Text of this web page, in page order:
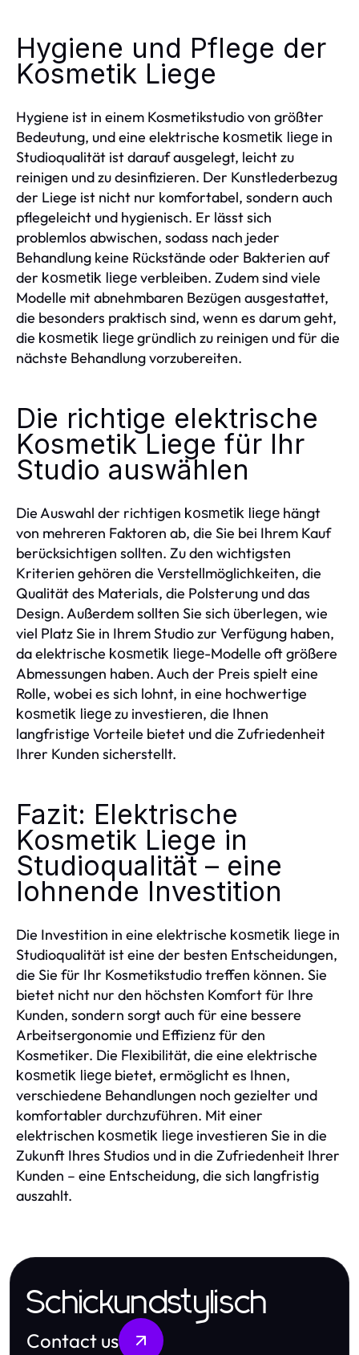
Hygiene und Pflege der
Kosmetik Liege
Hygiene ist in einem Kosmetikstudio von größter
Bedeutung, und eine elektrische kosmetik liege in
Studioqualität ist darauf ausgelegt, leicht zu
reinigen und zu desinfizieren. Der Kunstlederbezug
der Liege ist nicht nur komfortabel, sondern auch
pflegeleicht und hygienisch. Er lässt sich
problemlos abwischen, sodass nach jeder
Behandlung keine Rückstände oder Bakterien auf
der kosmetik liegeverbleiben. Zudem sind viele
Modelle mit abnehmbaren Bezügen ausgestattet,
die besonders praktisch sind, wenn es darum geht,
die kosmetik liegegründlich zu reinigen und für die
nächste Behandlung vorzubereiten.
Die richtige elektrische
Kosmetik Liege für Ihr
Studio auswählen
Die Auswahl der richtigen kosmetik liege hängt
von mehreren Faktoren ab, die Sie bei Ihrem Kauf
berücksichtigen sollten. Zu den wichtigsten
Kriterien gehören die Verstellmöglichkeiten, die
Qualität des Materials, die Polsterung und das
Design. Außerdem sollten Sie sich überlegen, wie
viel Platz Sie in Ihrem Studio zur Verfügung haben,
da elektrische kosmetik liege-Modelle oft größere
Abmessungen haben. Auch der Preis spielt eine
Rolle, wobei es sich lohnt, in eine hochwertige
kosmetik liegezu investieren, die Ihnen
langfristige Vorteile bietet und die Zufriedenheit
Ihrer Kunden sicherstellt.
Fazit: Elektrische
Kosmetik Liege in
Studioqualität – eine
lohnende Investition
Die Investition in eine elektrische kosmetik liege in
Studioqualität ist eine der besten Entscheidungen,
die Sie für Ihr Kosmetikstudio treffen können. Sie
bietet nicht nur den höchsten Komfort für Ihre
Kunden, sondern sorgt auch für eine bessere
Arbeitsergonomie und Effizienz für den
Kosmetiker. Die Flexibilität, die eine elektrische
kosmetik liege bietet, ermöglicht es Ihnen,
verschiedene Behandlungen noch gezielter und
komfortabler durchzuführen. Mit einer
elektrischen kosmetik liege investieren Sie in die
Zukunft Ihres Studios und in die Zufriedenheit Ihrer
Kunden – eine Entscheidung, die sich langfristig
auszahlt.
Schickundstylisch
Contact us